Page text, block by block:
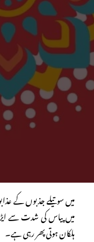
میں سوتیلے جذبوں کے
میں پیاس کی شدت سے
ہلکان ہوتی پھر رہی ہے۔